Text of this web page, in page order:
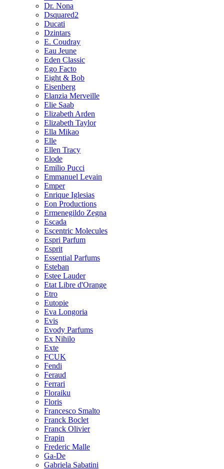
Dr. Nona
Dsquared2
Ducati
Dzintars
E. Coudray
Eau Jeune
Eden Classic
Ego Facto
Eight & Bob
Eisenberg
Elanzia Merveille
Elie Saab
Elizabeth Arden
Elizabeth Taylor
Ella Mikao
Elle
Ellen Tracy
Elode
Emilio Pucci
Emmanuel Levain
Emper
Enrique Iglesias
Eon Productions
Ermenegildo Zegna
Escada
Escentric Molecules
Espri Parfum
Esprit
Essential Parfums
Esteban
Estee Lauder
Etat Libre d'Orange
Etro
Eutopie
Eva Longoria
Evis
Evody Parfums
Ex Nihilo
Exte
FCUK
Fendi
Feraud
Ferrari
Floraiku
Floris
Francesco Smalto
Franck Boclet
Franck Olivier
Frapin
Frederic Malle
Ga-De
Gabriela Sabatini